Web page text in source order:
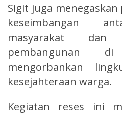
Sigit juga
keseimbangan
masyarakat
pembangunan
mengorbankan
kesejahteraan warga.
Kegiatan reses ini